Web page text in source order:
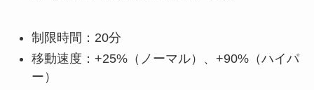
制限時間：20分
移動速度：+25%（ノーマル）、+90%（ハイパ
ー）